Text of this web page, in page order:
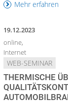
Mehr erfahren
19.12.2023
online,
Internet
WEB-SEMINAR
THERMISCHE